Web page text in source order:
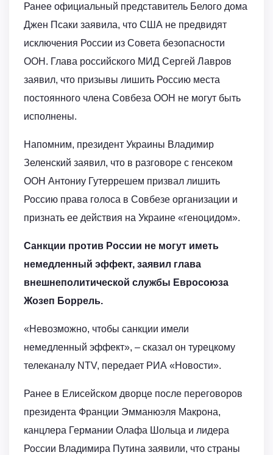
Ранее официальный представитель Белого дома
Джен Псаки заявила, что США не предвидят
исключения России из Совета безопасности
ООН. Глава российского МИД Сергей Лавров
заявил, что призывы лишить Россию места
постоянного члена Совбеза ООН не могут быть
исполнены.
Напомним, президент Украины Владимир
Зеленский заявил, что в разговоре с генсеком
ООН Антониу Гутеррешем призвал лишить
Россию права голоса в Совбезе организации и
признать ее действия на Украине «геноцидом».
Санкции против России не могут иметь
немедленный эффект, заявил глава
внешнеполитической службы Евросоюза
Жозеп Боррель.
«Невозможно, чтобы санкции имели
немедленный эффект», – сказал он турецкому
телеканалу NTV, передает РИА «Новости».
Ранее в Елисейском дворце после переговоров
президента Франции Эмманюэля Макрона,
канцлера Германии Олафа Шольца и лидера
России Владимира Путина заявили, что страны